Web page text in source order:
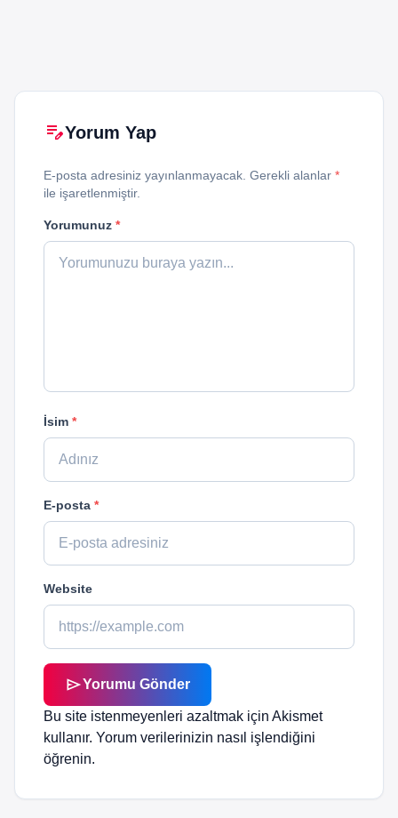
edit_noteYorum Yap
E-posta adresiniz yayınlanmayacak. Gerekli alanlar *
ile işaretlenmiştir.
Yorumunuz *
İsim *
E-posta *
Website
sendYorumu Gönder
Bu site istenmeyenleri azaltmak için Akismet
kullanır. Yorum verilerinizin nasıl işlendiğini
öğrenin.